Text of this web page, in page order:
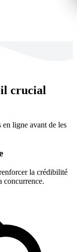
crucial
en ligne avant de les
la crédibilité
concurrence.